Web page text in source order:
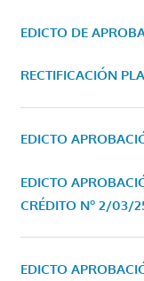
EDICTO DE
RECTIFICACIÓN
EDICTO
EDICTO
CRÉDITO Nº 2/03/
EDICTO